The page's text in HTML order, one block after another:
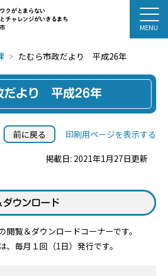
クがとまらない
チャレンジがいきるまち
たむら市政だより 平成26年
だより 平成26年
前に戻る 印刷用ページを表示する
掲載日: 2021年1月27日更新
ダウンロード
覧＆ダウンロードコーナーです。
、毎月１回（1日）発行です。